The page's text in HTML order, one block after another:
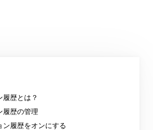
履歴とは？
履歴の管理
ン履歴をオンにする